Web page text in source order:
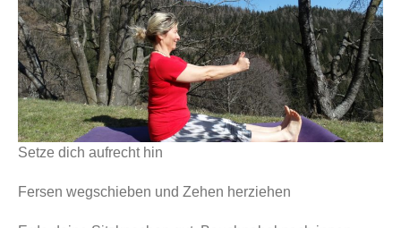
Setze dich aufrecht hin
Fersen wegschieben und Zehen herziehen